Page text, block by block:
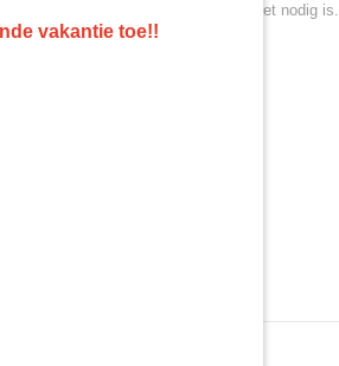
aparte mengbekers en verfzeefjes niet nodig is.
vakantie toe!!